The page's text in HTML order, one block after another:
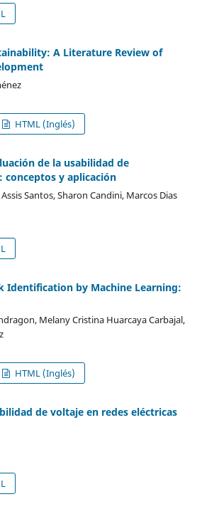
A Literature Review of
HTML (Inglés)
de la usabilidad de
conceptos y aplicación
Santos, Sharon Candini, Marcos Dias
Identification by Machine Learning:
Melany Cristina Huarcaya Carbajal,
HTML (Inglés)
de voltaje en redes eléctricas